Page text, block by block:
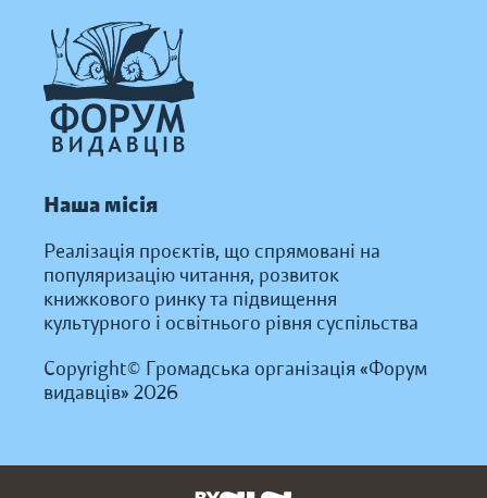
Наша місія
Реалізація проєктів, що спрямовані на
популяризацію читання, розвиток
книжкового ринку та підвищення
культурного і освітнього рівня суспільства
Copyright© Громадська організація «Форум
видавців» 2026